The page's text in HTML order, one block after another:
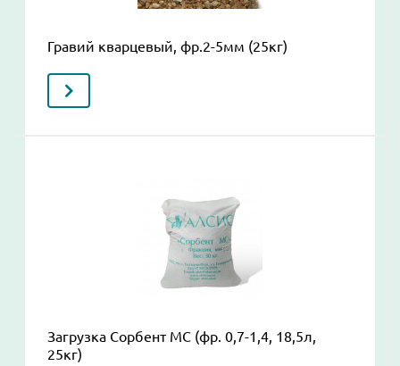
Гравий кварцевый, фр.2-5мм (25кг)
Загрузка Сорбент МС (фр. 0,7-1,4, 18,5л,
25кг)